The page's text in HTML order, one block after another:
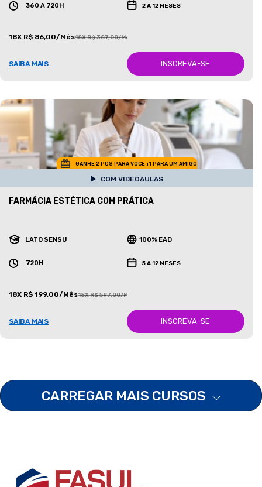
360 A 720H 2 A 12 MESES
18X R$ 86,00/Mês18X R$ 387,00/Mês
SAIBA MAIS INSCREVA-SE
GANHE 2 POS PARA VOCE +1 PARA UM AMIGO
COM VIDEOAULAS
FARMÁCIA ESTÉTICA COM PRÁTICA
LATO SENSU 100% EAD
720H 5 A 12 MESES
18X R$ 199,00/Mês18X R$ 597,00/Mês
SAIBA MAIS INSCREVA-SE
CARREGAR MAIS CURSOS